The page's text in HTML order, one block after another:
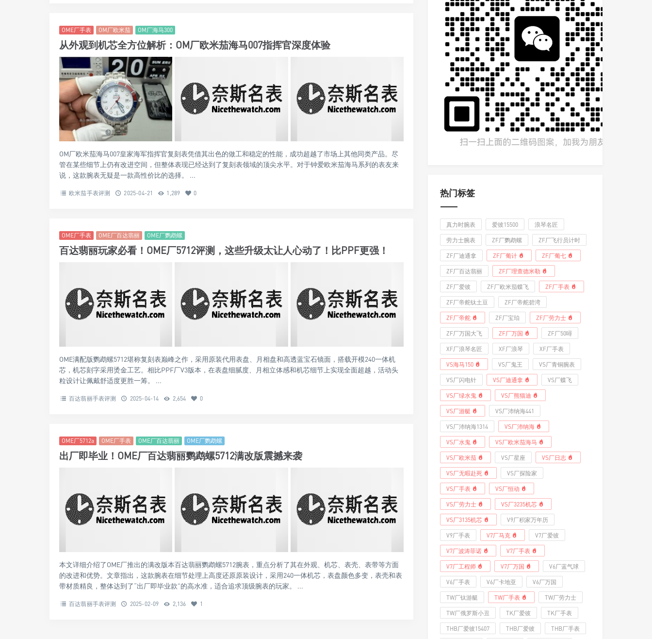
OME厂手表 OM厂欧米茄 OM厂海马300
从外观到机芯全方位解析：OM厂欧米茄海马007指挥官深度体验
OM厂欧米茄海马007皇家海军指挥官复刻表凭借其出色的做工和稳定的性能，成功超越了市场上其他同类产品。尽
管在某些细节上仍有改进空间，但整体表现已经达到了复刻表领域的顶尖水平。对于钟爱欧米茄海马系列的表友来
说，这款腕表无疑是一款高性价比的选择。 ...
欧米茄手表评测 2025-04-21 1,289 0
OME厂手表 OME厂百达翡丽 OME厂鹦鹉螺
百达翡丽玩家必看！OME厂5712评测，这些升级太让人心动了！比PPF更强！
OME满配版鹦鹉螺5712堪称复刻表巅峰之作，采用原装代用表盘、月相盘和高透蓝宝石镜面，搭载开模240一体机
芯，机芯刻字采用烫金工艺。相比PPF厂V3版本，在表盘细腻度、月相立体感和机芯细节上实现全面超越，活动头
粒设计让佩戴舒适度更胜一筹。 ...
百达翡丽手表评测 2025-04-14 2,654 0
OME厂5712a OME厂手表 OME厂百达翡丽 OME厂鹦鹉螺
出厂即毕业！OME厂百达翡丽鹦鹉螺5712满改版震撼来袭
本文详细介绍了OME厂推出的满改版本百达翡丽鹦鹉螺5712腕表，重点分析了其在外观、机芯、表壳、表带等方面
的改进和优势。文章指出，这款腕表在细节处理上高度还原原装设计，采用240一体机芯，表盘颜色多变，表壳和表
带材质精良，整体达到了“出厂即毕业款”的高水准，适合追求顶级腕表的玩家。 ...
百达翡丽手表评测 2025-02-09 2,136 1
热门标签
真力时腕表 爱彼15500 浪琴名匠
劳力士腕表 ZF厂鹦鹉螺 ZF厂飞行员计时
ZF厂迪通拿 ZF厂葡计 ZF厂葡七
ZF厂百达翡丽 ZF厂理查德米勒
ZF厂爱彼 ZF厂欧米茄蝶飞 ZF厂手表
ZF厂帝舵钛土豆 ZF厂帝舵碧湾
ZF厂帝舵 ZF厂宝珀 ZF厂劳力士
ZF厂万国大飞 ZF厂万国 ZF厂50噚
XF厂浪琴名匠 XF厂浪琴 XF厂手表
VS海马150 VS厂鬼王 VS厂青铜腕表
VS厂闪电针 VS厂迪通拿 VS厂蝶飞
VS厂绿水鬼 VS厂熊猫迪
VS厂游艇 VS厂沛纳海441
VS厂沛纳海1314 VS厂沛纳海
VS厂水鬼 VS厂欧米茄海马
VS厂欧米茄 VS厂星座 VS厂日志
VS厂无暇赴死 VS厂探险家
VS厂手表 VS厂恒动
VS厂劳力士 VS厂3235机芯
VS厂3135机芯 V9厂积家万年历
V9厂手表 V7厂马克 V7厂爱彼
V7厂波涛菲诺 V7厂手表
V7厂工程师 V7厂万国 V6厂蓝气球
V6厂手表 V6厂卡地亚 V6厂万国
TW厂钛游艇 TW厂手表 TW厂劳力士
TW厂俄罗斯小丑 TK厂爱彼 TK厂手表
THB厂爱彼15407 THB厂爱彼 THB厂手表